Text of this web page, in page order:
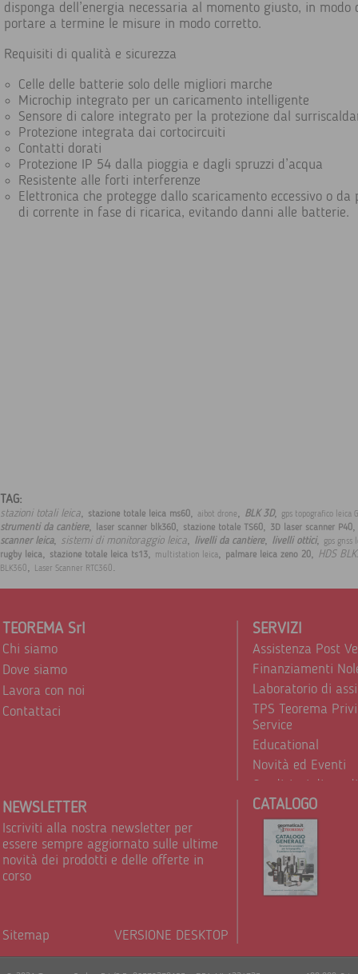
disponga dell’energia necessaria al momento giusto, in modo
portare a termine le misure in modo corretto.
Requisiti di qualità e sicurezza
Celle delle batterie solo delle migliori marche
Microchip integrato per un caricamento intelligente
Sensore di calore integrato per la protezione dal
Protezione integrata dai cortocircuiti
Contatti dorati
Protezione IP 54 dalla pioggia e dagli spruzzi d’acqua
Resistente alle forti interferenze
Elettronica che protegge dallo scaricamento eccessivo o da
di corrente in fase di ricarica, evitando danni alle batterie.
TAG:
stazioni totali leica, stazione totale leica ms60, aibot drone, BLK 3D, gps topografico leica
strumenti da cantiere, laser scanner blk360, stazione totale TS60, 3D laser scanner P40
scanner leica, sistemi di monitoraggio leica, livelli da cantiere, livelli ottici, gps gnss
rugby leica, stazione totale leica ts13, multistation leica, palmare leica zeno 20, HDS
BLK360, Laser Scanner RTC360.
TEOREMA Srl
Chi siamo
Dove siamo
Lavora con noi
Contattaci
SERVIZI
Assistenza Post
Finanziamenti
Laboratorio di
TPS Teorema
Service
Educational
Novità ed Eventi
Condizioni di
Trattamento dei
NEWSLETTER
Iscriviti alla nostra newsletter per
essere sempre aggiornato sulle ultime
novità dei prodotti e delle offerte in
corso
Sitemap VERSIONE DESKTOP
CATALOGO